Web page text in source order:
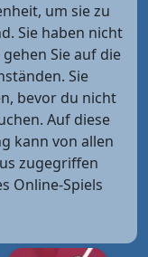
um sie zu
Sie haben nicht
Sie auf die
Sie
bevor du nicht
Auf diese
kann von allen
zugegriffen
Online-Spiels